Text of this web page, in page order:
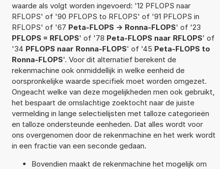
waarde als volgt worden ingevoerd: '12 PFLOPS naar
RFLOPS' of '90 PFLOPS to RFLOPS' of '91 PFLOPS in
RFLOPS' of '67 Peta-FLOPS -> Ronna-FLOPS' of '23
PFLOPS = RFLOPS' of '78 Peta-FLOPS naar RFLOPS' of
'34 PFLOPS naar Ronna-FLOPS' of '45 Peta-FLOPS to
Ronna-FLOPS'. Voor dit alternatief berekent de
rekenmachine ook onmiddellijk in welke eenheid de
oorspronkelijke waarde specifiek moet worden omgezet.
Ongeacht welke van deze mogelijkheden men ook gebruikt,
het bespaart de omslachtige zoektocht naar de juiste
vermelding in lange selectielijsten met talloze categorieën
en talloze ondersteunde eenheden. Dat alles wordt voor
ons overgenomen door de rekenmachine en het werk wordt
in een fractie van een seconde gedaan.
Bovendien maakt de rekenmachine het mogelijk om